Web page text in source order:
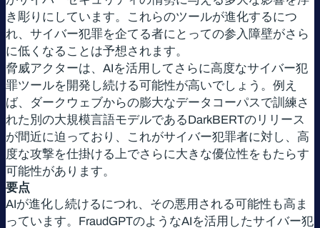
き彫りにしています。これらのツールが進化するにつ
れ、サイバー犯罪を企てる者にとっての参入障壁がさら
に低くなることは予想されます。
脅威アクターは、AIを活用してさらに高度なサイバー犯
罪ツールを開発し続ける可能性が高いでしょう。例え
ば、ダークウェブからの膨大なデータコーパスで訓練さ
れた別の大規模言語モデルであるDarkBERTのリリース
が間近に迫っており、これがサイバー犯罪者に対し、高
度な攻撃を仕掛ける上でさらに大きな優位性をもたらす
可能性があります。
要点
AIが進化し続けるにつれ、その悪用される可能性も高ま
っています。FraudGPTのようなAIを活用したサイバー犯